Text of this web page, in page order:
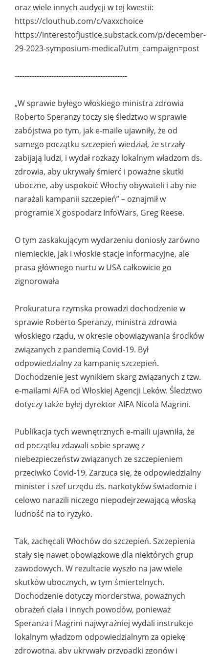
oraz wiele innych audycji w tej kwestii:
https://clouthub.com/c/vaxxchoice
https://interestofjustice.substack.com/p/december-
29-2023-symposium-medical?utm_campaign=post
----------------------------------------------
„W sprawie byłego włoskiego ministra zdrowia
Roberto Speranzy toczy się śledztwo w sprawie
zabójstwa po tym, jak e-maile ujawniły, że od
samego początku szczepień wiedział, że strzały
zabijają ludzi, i wydał rozkazy lokalnym władzom ds.
zdrowia, aby ukrywały śmierć i poważne skutki
uboczne, aby uspokoić Włochy obywateli i aby nie
narażali kampanii szczepień” – oznajmił w
programie X gospodarz InfoWars, Greg Reese.
O tym zaskakującym wydarzeniu doniosły zarówno
niemieckie, jak i włoskie stacje informacyjne, ale
prasa głównego nurtu w USA całkowicie go
zignorowała
Prokuratura rzymska prowadzi dochodzenie w
sprawie Roberto Speranzy, ministra zdrowia
włoskiego rządu, w okresie obowiązywania środków
związanych z pandemią Covid-19. Był
odpowiedzialny za kampanię szczepień.
Dochodzenie jest wynikiem skarg związanych z tzw.
e-mailami AIFA od Włoskiej Agencji Leków. Śledztwo
dotyczy także byłej dyrektor AIFA Nicola Magrini.
Publikacja tych wewnętrznych e-maili ujawniła, że ​​
od początku zdawali sobie sprawę z
niebezpieczeństw związanych ze szczepieniem
przeciwko Covid-19. Zarzuca się, że odpowiedzialny
minister i szef urzędu ds. narkotyków świadomie i
celowo narazili niczego niepodejrzewającą włoską
ludność na to ryzyko.
Tak, zachęcali Włochów do szczepień. Szczepienia
stały się nawet obowiązkowe dla niektórych grup
zawodowych. W rezultacie wyszło na jaw wiele
skutków ubocznych, w tym śmiertelnych.
Dochodzenie dotyczy morderstwa, poważnych
obrażeń ciała i innych powodów, ponieważ
Speranza i Magrini najwyraźniej wydali instrukcje
lokalnym władzom odpowiedzialnym za opiekę
zdrowotną, aby ukrywały przypadki zgonów i